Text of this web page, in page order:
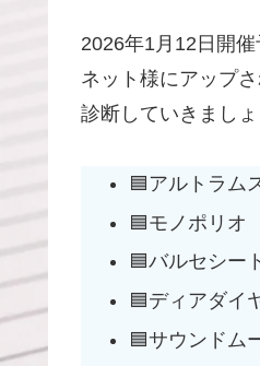
2026年1月12日開
ネット様にアップ
診断していきましょ
🟦アルトラム
🟦モノポリオ
🟦バルセシー
🟦ディアダイ
🟦サウンドム